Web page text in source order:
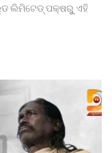
ଲିମିଟେଡ୍‌ ପକ୍ଷରୁୁ ଏହି